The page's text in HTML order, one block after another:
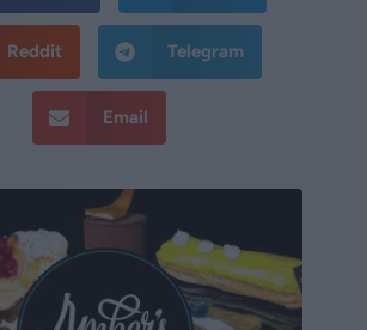
Reddit Telegram
Email